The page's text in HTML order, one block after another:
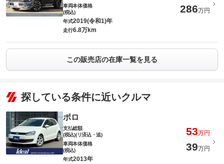
車両本体価格
(税込)
286万円
年式2019(令和1)年
走行6.8万km
この販売店の在庫一覧を見る
探している条件に近いクルマ
ポロ
支払総額
(税込)(リ済込・追)
53万円
車両本体価格
(税込)
39万円
年式2013年